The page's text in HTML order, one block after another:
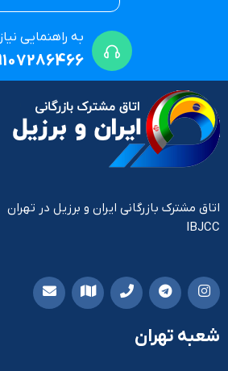
به راهنمایی
اتاق مشترک بازرگانی ایران و برزیل در تهران
IBJCC
شعبه تهران